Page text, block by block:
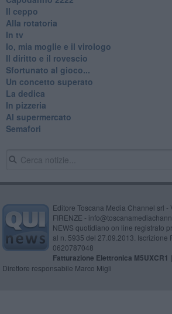
Il ceppo
Alla rotatoria
In tv
Io, mia moglie e il virologo
Il diritto e il rovescio
Sfortunato al gioco...
Un concetto superato
La dedica
In pizzeria
Al supermercato
Semafori
Editore Toscana Media Channel srl -
FIRENZE -
NEWS quotidiano on line registrato
al n. 5935 del 27.09.2013. Iscrizione
0620787048
Fatturazione Elettronica M5UXCR1 |
Direttore responsabile Marco Migli